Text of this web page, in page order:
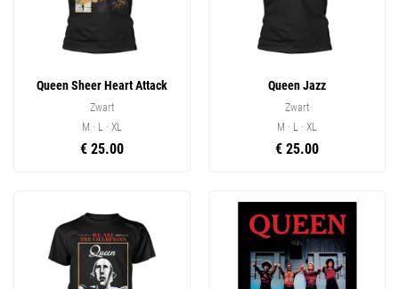
Queen Sheer Heart Attack
Zwart
M · L · XL
€ 25.00
Queen Jazz
Zwart
M · L · XL
€ 25.00